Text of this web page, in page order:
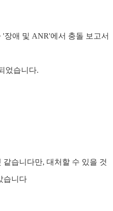
'장애 및 ANR'에서 충돌 보고서
었습니다.
습니다만, 대처할 수 있을 것
습니다